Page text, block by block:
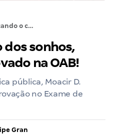
Buscando o cargo dos sonhos, Moacir D. foi aprovado na OAB!
dos sonhos,
na OAB!
pública, Moacir D.
no Exame de
Gran